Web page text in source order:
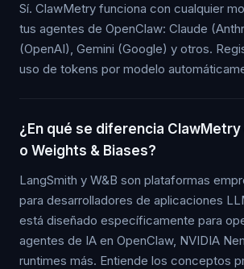
Sí. ClawMetry funciona con cualquier
tus agentes de OpenClaw: Claude
(OpenAI), Gemini (Google) y otros.
uso de tokens por modelo
¿En qué se diferencia
o Weights & Biases?
LangSmith y W&B son plataformas
para desarrolladores de aplicaciones
está diseñado específicamente para
agentes de IA en OpenClaw, NVIDIA
runtimes más. Entiende los conceptos